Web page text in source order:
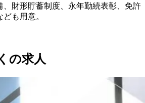
、財形貯蓄制度、永年勤続表彰、免許
も用意。
の求人